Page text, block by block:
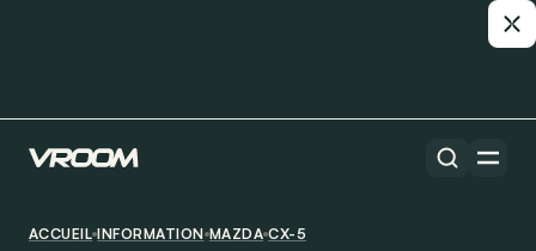
ACCUEIL INFORMATION MAZDA CX-5